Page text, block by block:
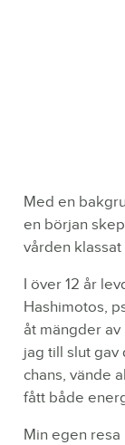
Med en
en början
vården
I över 12 år
Hashimotos,
åt mängder
jag till slut gav
chans, vände
fått både
Min egen